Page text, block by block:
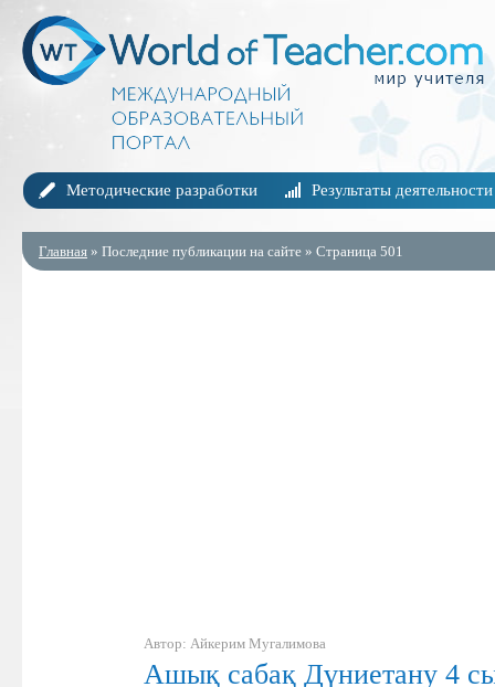
Методические разработки Результаты деятельности
Главная » Последние публикации на сайте » Страница 501
Автор: Айкерим Мугалимова
Ашық сабақ Дүниетану 4